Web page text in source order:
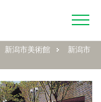
新潟市美術館
新潟市